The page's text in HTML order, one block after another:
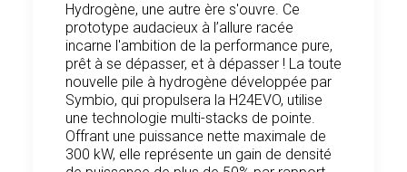
Hydrogène, une autre ère s'ouvre. Ce
prototype audacieux à l’allure racée
incarne l'ambition de la performance pure,
prêt à se dépasser, et à dépasser ! La toute
nouvelle pile à hydrogène développée par
Symbio, qui propulsera la H24EVO, utilise
une technologie multi-stacks de pointe.
Offrant une puissance nette maximale de
300 kW, elle représente un gain de densité